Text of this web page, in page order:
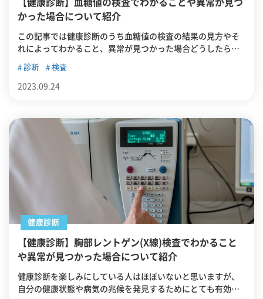
【健康診断】血糖値の検査でわかることや異常が見つ
かった場合について紹介
この記事では健康診断のうち血糖値の検査の結果の見方やそ
れによってわかること、異常が見つかった場合どうしたらよ
診断 検査
2023.09.24
健康診断
【健康診断】胸部レントゲン(X線)検査でわかること
や異常が見つかった場合について紹介
健康診断を楽しみにしている人はほぼいないと思いますが、
自分の健康状態や病気の兆候を発見するためにとても有効な